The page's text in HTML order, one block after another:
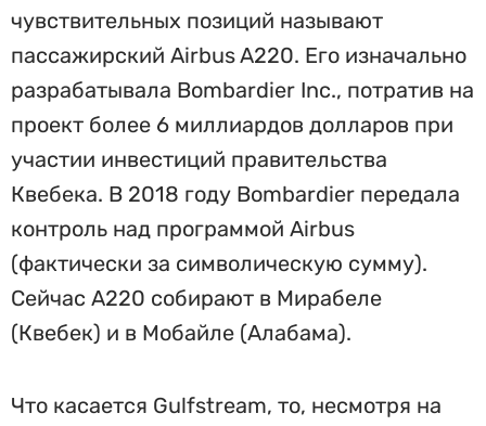
чувствительных позиций называют
пассажирский Airbus A220. Его изначально
разрабатывала Bombardier Inc., потратив на
проект более 6 миллиардов долларов при
участии инвестиций правительства
Квебека. В 2018 году Bombardier передала
контроль над программой Airbus
(фактически за символическую сумму).
Сейчас A220 собирают в Мирабеле
(Квебек) и в Мобайле (Алабама).
Что касается Gulfstream, то, несмотря на